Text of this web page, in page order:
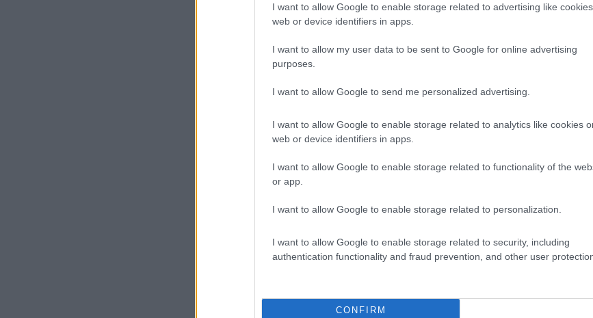
I want to allow Google to enable storage related to advertising like
web or device identifiers in apps.
I want to allow my user data to be sent to Google for online advertising
purposes.
I want to allow Google to send me personalized advertising.
I want to allow Google to enable storage related to analytics like cookies
web or device identifiers in apps.
I want to allow Google to enable storage related to functionality of the
or app.
I want to allow Google to enable storage related to personalization.
I want to allow Google to enable storage related to security, including
authentication functionality and fraud prevention, and other user
CONFIRM